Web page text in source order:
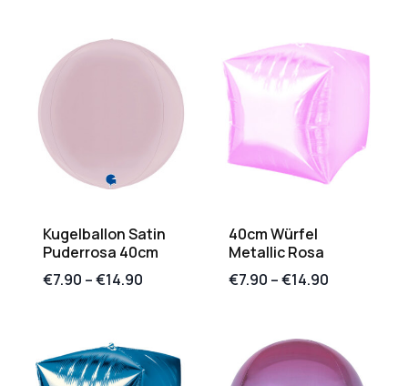
Kugelballon Satin
Puderrosa 40cm
€7.90 –€14.90
40cm Würfel
Metallic Rosa
€7.90 –€14.90